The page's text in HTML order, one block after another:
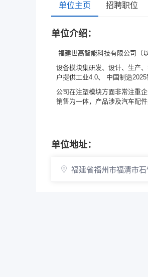
单位主页 招聘职位
单位介绍：
福建世高智能科技有限公司（
设备模块集研发、设计、生产
户提供工业4.0、 中国制造
公司在注塑模块方面非常注重
销售为一体，产品涉及汽车配
单位地址：
福建省福州市福清市